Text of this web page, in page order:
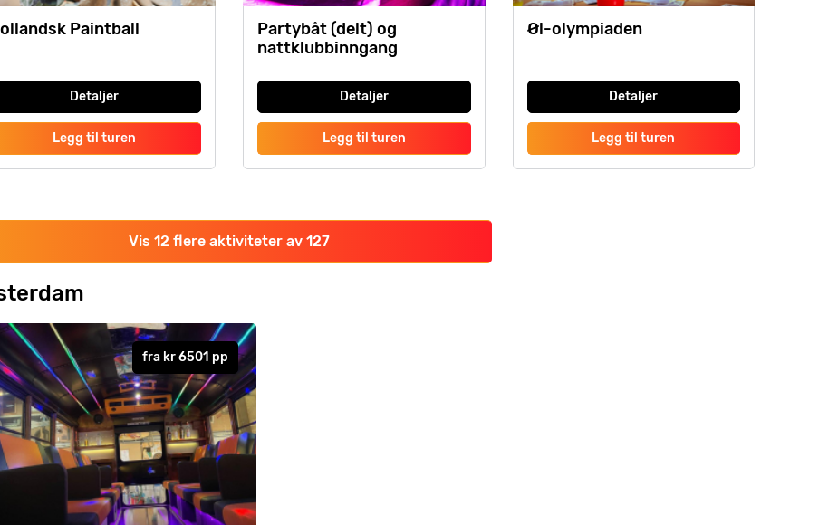
Paintball
Detaljer
Legg til turen
Partybåt (delt) og
nattklubbinngang
Detaljer
Legg til turen
Øl-olympiaden
Detaljer
Legg til turen
Vis 12 flere aktiviteter av 127
fra kr 6501 pp